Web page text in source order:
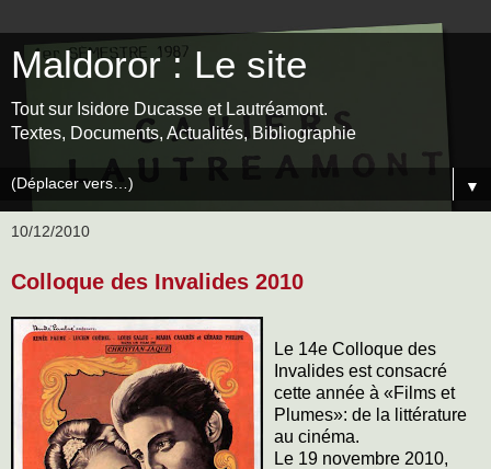
Maldoror : Le site
Tout sur Isidore Ducasse et Lautréamont.
Textes, Documents, Actualités, Bibliographie
▼
10/12/2010
Colloque des Invalides 2010
Le 14e Colloque des
Invalides est consacré
cette année à «Films et
Plumes»: de la littérature
au cinéma.
Le 19 novembre 2010,